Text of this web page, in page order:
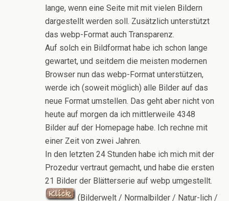
lange, wenn eine Seite mit mit vielen Bildern
dargestellt werden soll. Zusätzlich unterstützt
das webp-Format auch Transparenz.
Auf solch ein Bildformat habe ich schon lange
gewartet, und seitdem die meisten modernen
Browser nun das webp-Format unterstützen,
werde ich (soweit möglich) alle Bilder auf das
neue Format umstellen. Das geht aber nicht von
heute auf morgen da ich mittlerweile 4348
Bilder auf der Homepage habe. Ich rechne mit
einer Zeit von zwei Jahren.
In den letzten 24 Stunden habe ich mich mit der
Prozedur vertraut gemacht, und habe die ersten
21 Bilder der Blätterserie auf webp umgestellt.
(Bilderwelt / Normalbilder / Natur-lich /